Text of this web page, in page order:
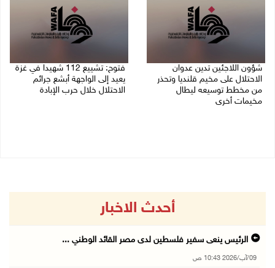
شؤون اللاجئين تدين عدوان
الاحتلال على مخيم قلنديا وتحذر
من مخطط توسيعه ليطال
مخيمات أخرى
فتوح: تشييع 112 شهيدا في غزة
يعيد إلى الواجهة أبشع جرائم
الاحتلال خلال حرب الإبادة
أحدث الاخبار
الرئيس ينعى سفير فلسطين لدى مصر القائد الوطني ...
09/آب/2026 10:43 ص